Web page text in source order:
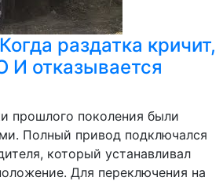
раздатка кричит,
отказывается
прошлого поколения были
Полный привод подключался
который устанавливал
Для переключения на